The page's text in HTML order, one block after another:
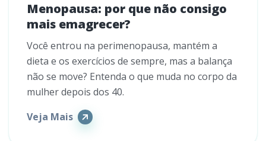
Menopausa: por que não consigo
mais emagrecer?
Você entrou na perimenopausa, mantém a
dieta e os exercícios de sempre, mas a balança
não se move? Entenda o que muda no corpo da
mulher depois dos 40.
Veja Mais